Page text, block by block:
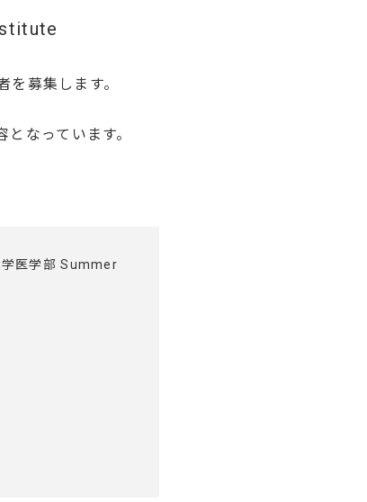
募集します。
なっています。
学医学部 Summer